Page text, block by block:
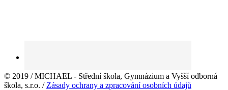
© 2019 / MICHAEL - Střední škola, Gymnázium a Vyšší odborná
škola, s.r.o. / Zásady ochrany a zpracování osobních údajů